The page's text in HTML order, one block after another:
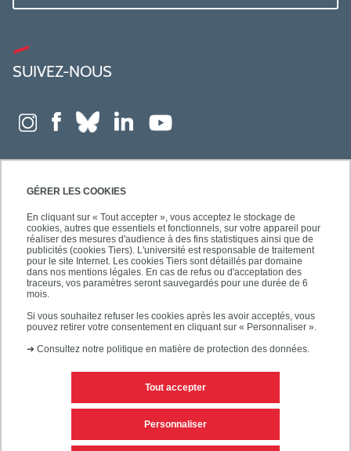
GÉRER LES COOKIES
En cliquant sur « Tout accepter », vous acceptez le stockage de
cookies, autres que essentiels et fonctionnels, sur votre appareil pour
réaliser des mesures d'audience à des fins statistiques ainsi que de
publicités (cookies Tiers). L'université est responsable de traitement
pour le site Internet. Les cookies Tiers sont détaillés par domaine
dans nos mentions légales. En cas de refus ou d'acceptation des
traceurs, vos paramètres seront sauvegardés pour une durée de 6
mois.
Si vous souhaitez refuser les cookies après les avoir acceptés, vous
pouvez retirer votre consentement en cliquant sur « Personnaliser ».
➜ Consultez notre politique en matière de protection des données.
Tout accepter
Personnaliser
SUIVEZ-NOUS
Mentions légales
Personnaliser les cookies Plan du site